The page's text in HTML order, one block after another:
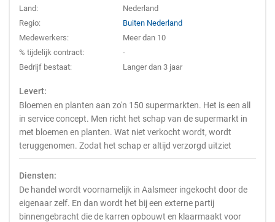
Land:
Nederland
Regio:
Buiten Nederland
Medewerkers:
Meer dan 10
% tijdelijk contract:
-
Bedrijf bestaat:
Langer dan 3 jaar
Levert:
Bloemen en planten aan zo'n 150 supermarkten. Het is een all
in service concept. Men richt het schap van de supermarkt in
met bloemen en planten. Wat niet verkocht wordt, wordt
teruggenomen. Zodat het schap er altijd verzorgd uitziet
Diensten:
De handel wordt voornamelijk in Aalsmeer ingekocht door de
eigenaar zelf. En dan wordt het bij een externe partij
binnengebracht die de karren opbouwt en klaarmaakt voor